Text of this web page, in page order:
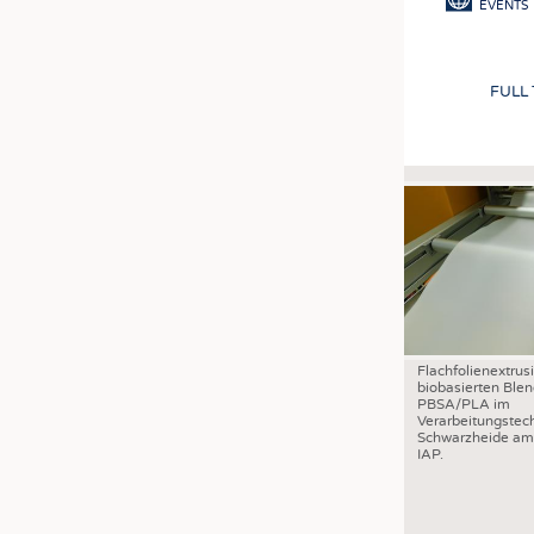
EVENTS
FULL
biobasierten
PBSA/PLA im
Schwarzheide
IAP.